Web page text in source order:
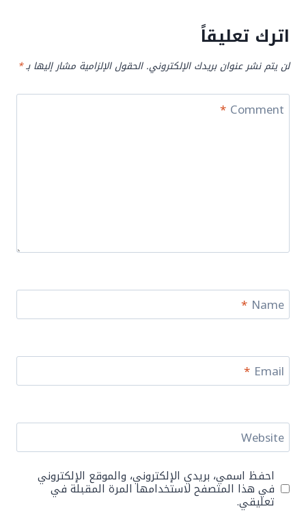
اترك تعليقاً
لن يتم نشر عنوان بريدك الإلكتروني. الحقول الإلزامية مشار إليها بـ*
Comment
*
Name
*
Email
*
Website
احفظ اسمي، بريدي الإلكتروني، والموقع الإلكتروني
في هذا المتصفح لاستخدامها المرة المقبلة في
تعليقي.